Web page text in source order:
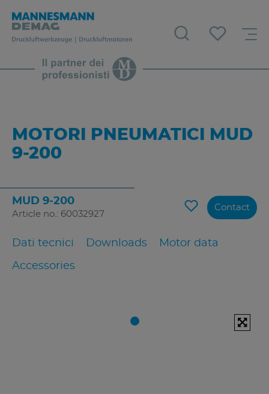
MOTORI PNEUMATICI MUD
9-200
MUD 9-200
Article no.: 60032927
Dati tecnici Downloads Motor data
Accessories
Contact